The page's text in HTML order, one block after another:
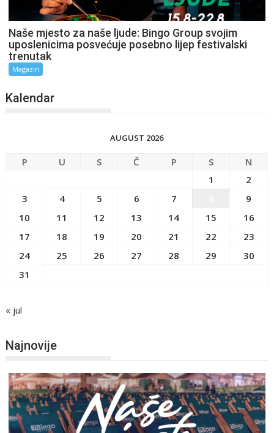
Naše mjesto za naše ljude: Bingo Group svojim
uposlenicima posvećuje posebno lijep festivalski
trenutak
Magazin
Kalendar
AUGUST 2026
P U S Č P S
N
1
2
3
4 5 6 7
9
10
11 12 13 14 15
16
17
18 19 20 21 22
23
24
25 26 27 28 29
30
31
« jul
Najnovije